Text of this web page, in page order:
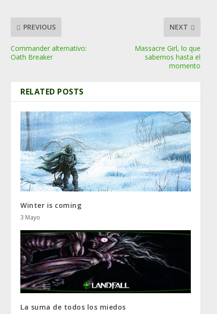
PREVIOUS
Commander alternativo:
Oath Breaker
NEXT
Massacre Girl, lo que
sabemos hasta el
momento
RELATED POSTS
Winter is coming
3 Mayo
La suma de todos los miedos